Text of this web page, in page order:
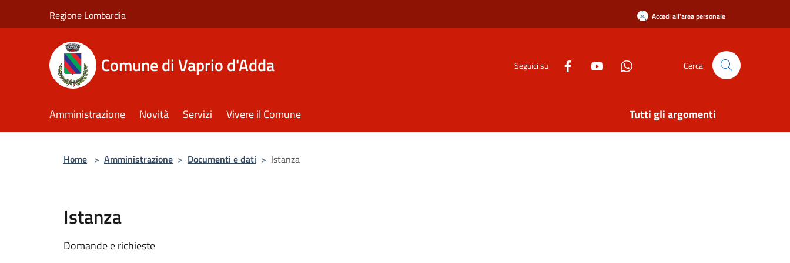
Regione Lombardia Accedi all'area personale
Comune di Vaprio d'Adda Seguici su Cerca
Amministrazione Novità Servizi Vivere il Comune Tutti gli argomenti
Home > Amministrazione > Documenti e dati > Istanza
Istanza
Domande e richieste